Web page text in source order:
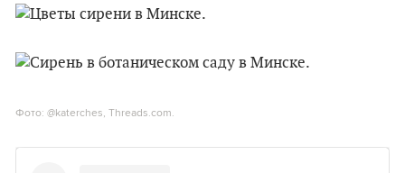
Фото: @katerches, Threads.com.